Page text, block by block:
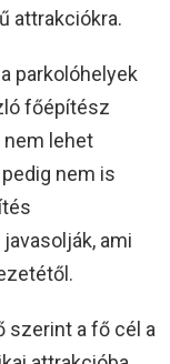
attrakciókra.
parkolóhelyek
főépítész
lehet
nem is
ami
szerint a fő cél a